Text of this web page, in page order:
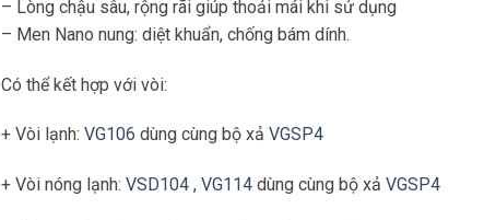
– Lòng chậu sâu, rộng rãi giúp thoải mái khi sử dụng
– Men Nano nung: diệt khuẩn, chống bám dính.
Có thể kết hợp với vòi:
+ Vòi lạnh: VG106 dùng cùng bộ xả VGSP4
+ Vòi nóng lạnh: VSD104 , VG114 dùng cùng bộ xả VGSP4